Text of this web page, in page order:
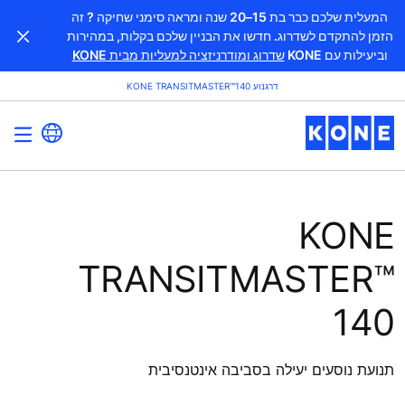
המעלית שלכם כבר בת 15–20 שנה ומראה סימני שחיקה ? זה
הזמן להתקדם לשדרוג. חדשו את הבניין שלכם בקלות, במהירות
וביעילות עם KONE
שדרוג ומודרניזציה למעליות מבית KONE
דרגנוע KONE TRANSITMASTER™140
KONE
TRANSITMASTER™
140
תנועת נוסעים יעילה בסביבה אינטנסיבית